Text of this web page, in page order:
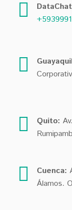
DataChat
Quito:
Cuenca:
Álamos.